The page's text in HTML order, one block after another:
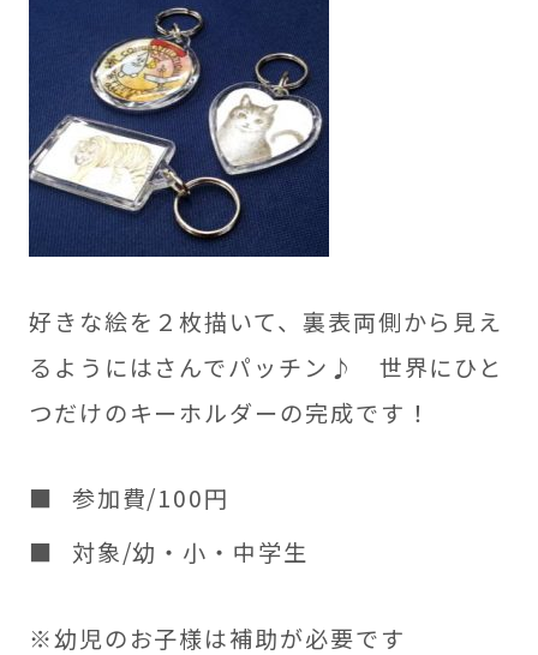
好きな絵を２枚描いて、裏表両側から見え
るようにはさんでパッチン♪ 世界にひと
つだけのキーホルダーの完成です！
参加費/100円
対象/幼・小・中学生
※幼児のお子様は補助が必要です